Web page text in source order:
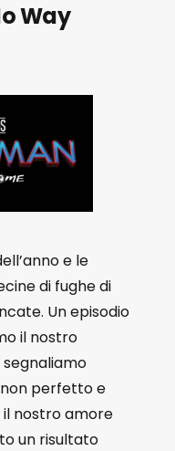
Way
e le
di fughe di
Un episodio
il nostro
perfetto e
nostro amore
un risultato